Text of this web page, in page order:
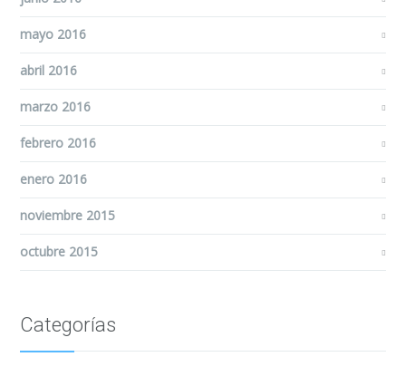
mayo 2016
abril 2016
marzo 2016
febrero 2016
enero 2016
noviembre 2015
octubre 2015
Categorías